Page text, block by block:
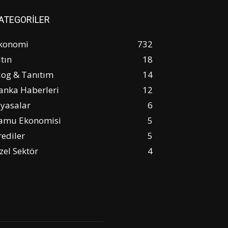
732
18
& Tanıtım
14
Haberleri
12
6
Ekonomisi
5
5
Sektör
4